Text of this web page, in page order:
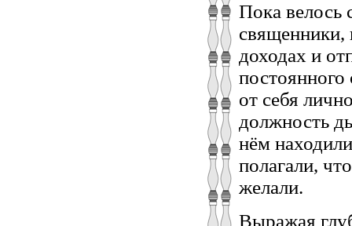
Пока велось
священники,
доходах и
от себя
должность
нём
полагали,
желали.
Выражая